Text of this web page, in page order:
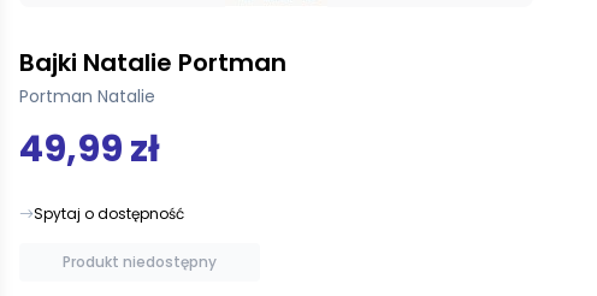
Bajki Natalie Portman
Portman Natalie
49,99 zł
Spytaj o dostępność
Produkt niedostępny